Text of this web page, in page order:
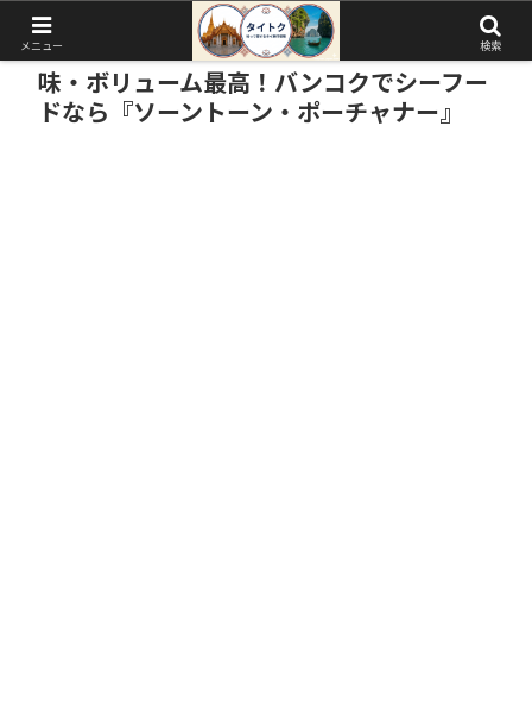
味・ボリューム最高！バンコクでシーフー
ドなら『ソーントーン・ポーチャナー』
メニュー 検索